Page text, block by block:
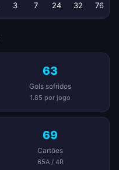
3 7 24 32 76
63
Gols sofridos
1.85 por jogo
69
Cartões
65A / 4R